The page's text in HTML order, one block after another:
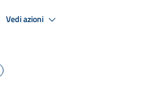
Vedi azioni